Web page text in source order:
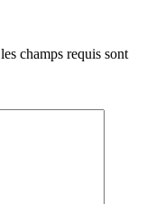
les champs requis sont